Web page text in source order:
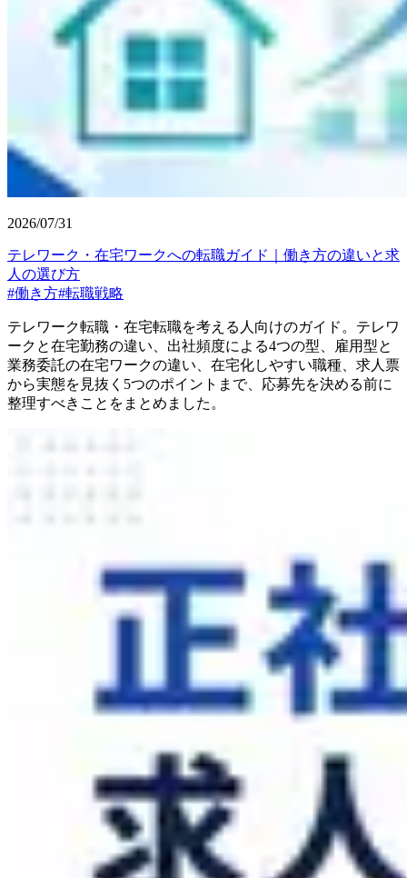
2026/07/31
テレワーク・在宅ワークへの転職ガイド｜働き方の違いと求
人の選び方
#働き方#転職戦略
テレワーク転職・在宅転職を考える人向けのガイド。テレワ
ークと在宅勤務の違い、出社頻度による4つの型、雇用型と
業務委託の在宅ワークの違い、在宅化しやすい職種、求人票
から実態を見抜く5つのポイントまで、応募先を決める前に
整理すべきことをまとめました。